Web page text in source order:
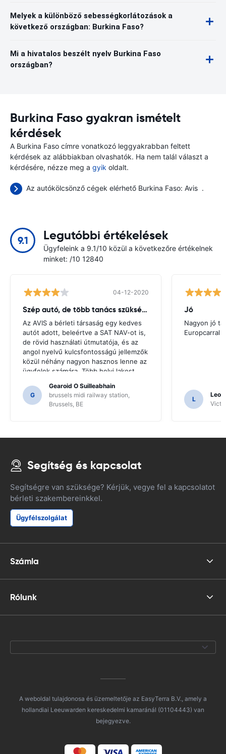
Melyek a különböző sebességkorlátozások a
következő országban: Burkina Faso?
Mi a hivatalos beszélt nyelv Burkina Faso
országban?
Burkina Faso gyakran ismételt
kérdések
A Burkina Faso címre vonatkozó leggyakrabban feltett
kérdések az alábbiakban olvashatók. Ha nem talál választ a
kérdésére, nézze meg a gyik oldalt.
Az autókölcsönző cégek elérhető Burkina Faso: Avis .
9.1 Legutóbbi értékelések
Ügyfeleink a 9.1/10 közül a következőre értékelnek
minket: /10 12840
04-12-2020
Szép autó, de több tanács szükséges
Az AVIS a bérleti társaság egy kedves
autót adott, beleértve a SAT NAV-ot is,
de rövid használati útmutatója, és az
angol nyelvű kulcsfontosságú jellemzők
közül néhány nagyon hasznos lenne az
ügyfelek számára. Több helyi lakost
erre a következtetésre jutottunk a SAT
NAV funkcióinak.
G
Gearoid O Suilleabhain
brussels midi railway station,
Brussels, BE
Jó
Nagyon jó
Europcarral
L
Segítség és kapcsolat
Segítségre van szüksége? Kérjük, vegye fel a kapcsolatot
bérleti szakembereinkkel.
Ügyfélszolgálat
Számla
Rólunk
A weboldal tulajdonosa és üzemeltetője az EasyTerra B.V., amely a
hollandiai Leeuwarden kereskedelmi kamaránál (01104443) van
bejegyezve.